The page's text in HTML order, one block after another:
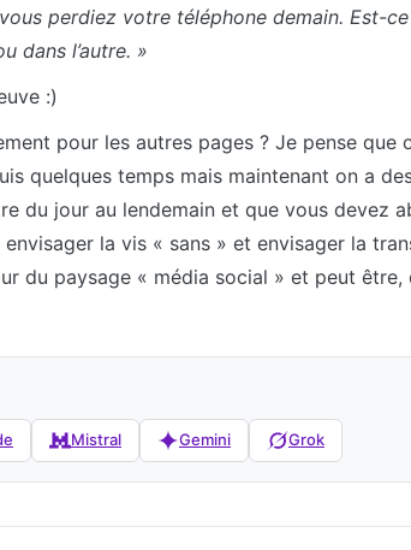
perdiez votre téléphone demain. Est-
dans l’autre. »
:)
pour les autres pages ? Je pense que
quelques temps mais maintenant on a
du jour au lendemain et que vous devez
la vis « sans » et envisager la
du paysage « média social » et peut
Mistral Gemini Grok